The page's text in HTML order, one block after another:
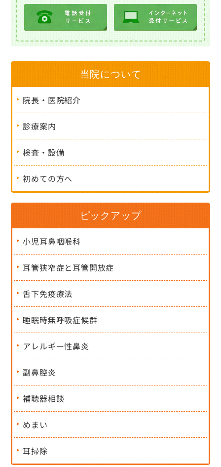
当院について
院長・医院紹介
診療案内
検査・設備
初めての方へ
ピックアップ
小児耳鼻咽喉科
耳管狭窄症と耳管開放症
舌下免疫療法
睡眠時無呼吸症候群
アレルギー性鼻炎
副鼻腔炎
補聴器相談
めまい
耳掃除